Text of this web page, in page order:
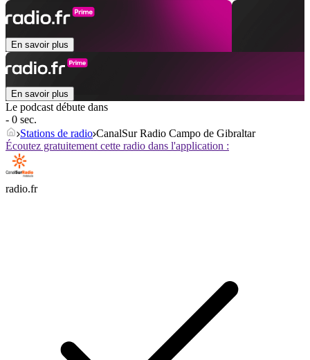
En savoir plus
En savoir plus
Le podcast débute dans
- 0 sec.
Stations de radio CanalSur Radio Campo de Gibraltar
Écoutez gratuitement cette radio dans l'application :
radio.fr